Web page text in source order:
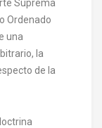
Suprema
Ordenado
una
la
de la